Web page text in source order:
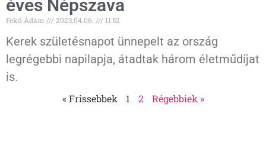
éves Népszava
Fekő Ádám 2023.04.06. 11:52
Kerek születésnapot ünnepelt az ország
legrégebbi napilapja, átadtak három életműdíjat
is.
« Frissebbek 1 2 Régebbiek »